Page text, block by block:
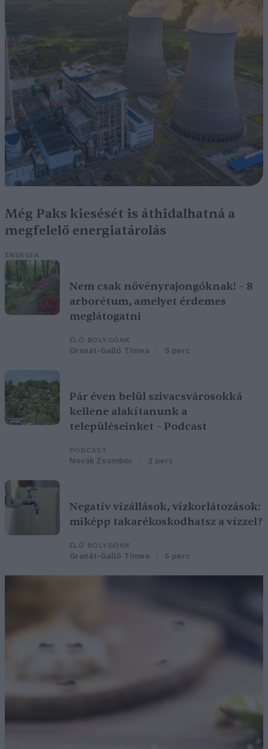
Még Paks kiesését is áthidalhatná a
megfelelő energiatárolás
ENERGIA
Nem csak növényrajongóknak! – 8
arborétum, amelyet érdemes
meglátogatni
ÉLŐ BOLYGÓNK
Granát-Galló Tímea 5 perc
Pár éven belül szivacsvárosokká
kellene alakítanunk a
településeinket – Podcast
PODCAST
Novák Zsombor 2 perc
Negatív vízállások, vízkorlátozások:
miképp takarékoskodhatsz a vízzel?
ÉLŐ BOLYGÓNK
Granát-Galló Tímea 5 perc